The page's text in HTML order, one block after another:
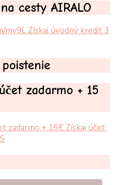
cesty AIRALO
Získaj úvodný kredit 3
zadarmo + 15
Získaj účet